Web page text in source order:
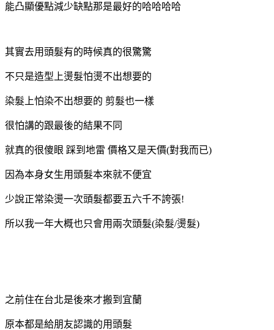
能凸顯優點減少缺點那是最好的哈哈哈哈
其實去用頭髮有的時候真的很驚驚
不只是造型上燙髮怕燙不出想要的
染髮上怕染不出想要的 剪髮也一樣
很怕講的跟最後的結果不同
就真的很傻眼 踩到地雷 價格又是天價(對我而已)
因為本身女生用頭髮本來就不便宜
少說正常染燙一次頭髮都要五六千不誇張!
所以我一年大概也只會用兩次頭髮(染髮/燙髮)
之前住在台北是後來才搬到宜蘭
原本都是給朋友認識的用頭髮